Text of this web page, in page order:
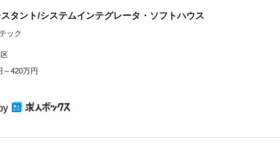
タント/システムインテグレータ・ソフトハウス
ック
～420万円